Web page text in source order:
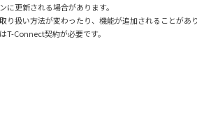
更新される場合があります。
り扱い方法が変わったり、機能が追加されることが
T-Connect契約が必要です。